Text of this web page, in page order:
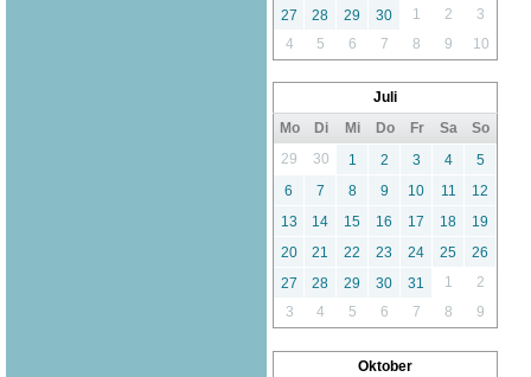
27
28 29 30 1 2
3
4
5 6 7 8 9 10
Juli
Mo
Di Mi Do Fr Sa
So
29
30 1 2 3 4
5
6
7 8 9 10 11
12
13
14 15 16 17 18
19
20
21 22 23 24 25
26
27
28 29 30 31 1
2
3
4 5 6 7 8 9
Oktober